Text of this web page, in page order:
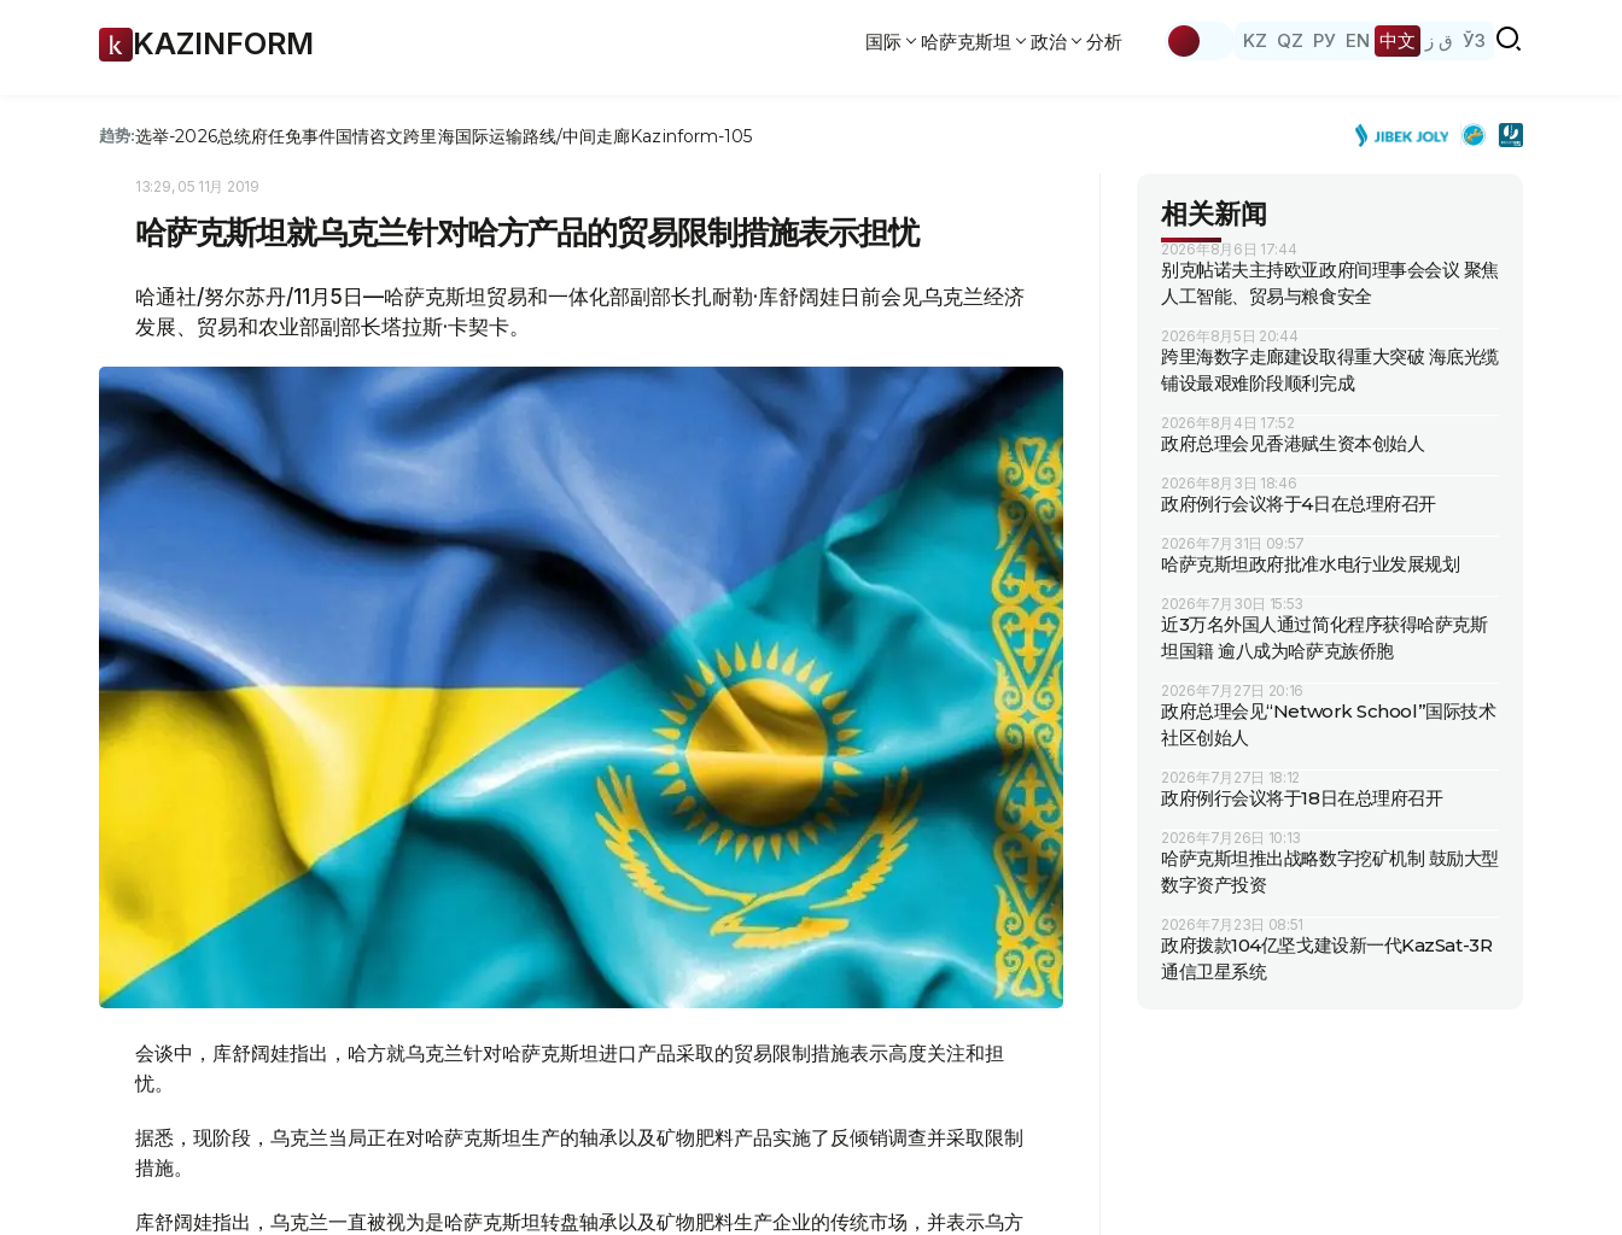
KAZINFORM 国际 哈萨克斯坦 政治 分析 KZ QZ РУ EN 中文 ق ز ЎЗ
趋势:选举-2026总统府任免事件国情咨文跨里海国际运输路线/中间走廊Kazinform-105
13:29, 05 11月 2019
哈萨克斯坦就乌克兰针对哈方产品的贸易限制措施表示担忧
哈通社/努尔苏丹/11月5日—哈萨克斯坦贸易和一体化部副部长扎耐勒·库舒阔娃日前会见乌克兰经济
发展、贸易和农业部副部长塔拉斯·卡契卡。
会谈中，库舒阔娃指出，哈方就乌克兰针对哈萨克斯坦进口产品采取的贸易限制措施表示高度关注和担
忧。
据悉，现阶段，乌克兰当局正在对哈萨克斯坦生产的轴承以及矿物肥料产品实施了反倾销调查并采取限制
措施。
库舒阔娃指出，乌克兰一直被视为是哈萨克斯坦转盘轴承以及矿物肥料生产企业的传统市场，并表示乌方
相关新闻
2026年8月6日 17:44
别克帖诺夫主持欧亚政府间理事会会议 聚焦
人工智能、贸易与粮食安全
2026年8月5日 20:44
跨里海数字走廊建设取得重大突破 海底光缆
铺设最艰难阶段顺利完成
2026年8月4日 17:52
政府总理会见香港赋生资本创始人
2026年8月3日 18:46
政府例行会议将于4日在总理府召开
2026年7月31日 09:57
哈萨克斯坦政府批准水电行业发展规划
2026年7月30日 15:53
近3万名外国人通过简化程序获得哈萨克斯
坦国籍 逾八成为哈萨克族侨胞
2026年7月27日 20:16
政府总理会见“Network School”国际技术
社区创始人
2026年7月27日 18:12
政府例行会议将于18日在总理府召开
2026年7月26日 10:13
哈萨克斯坦推出战略数字挖矿机制 鼓励大型
数字资产投资
2026年7月23日 08:51
政府拨款104亿坚戈建设新一代KazSat-3R
通信卫星系统